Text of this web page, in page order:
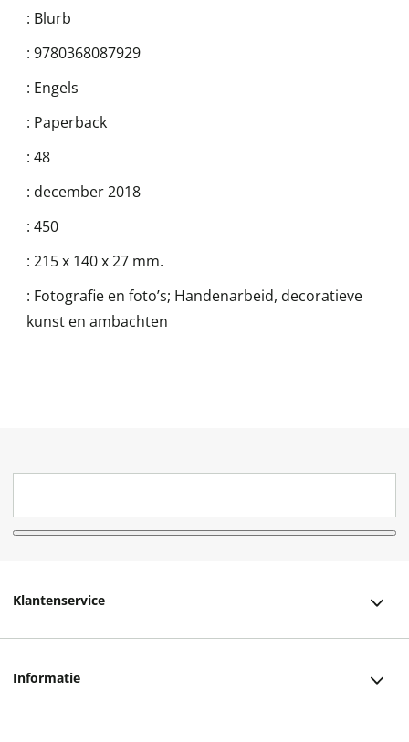
: Blurb
: 9780368087929
: Engels
: Paperback
: 48
: december 2018
: 450
: 215 x 140 x 27 mm.
: Fotografie en foto’s; Handenarbeid, decoratieve
kunst en ambachten
Klantenservice
Informatie